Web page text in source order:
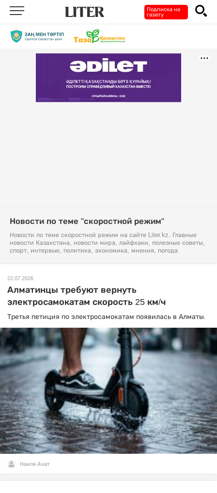
Подписка на
газету
Новости по теме "скоростной режим"
Новости по теме скоростной режим на сайте Liter.kz. Главные
новости Казахстана, новости мира, лайфхаки, полезные советы,
спорт, интервью, политика, экономика, мнения, погода.
22.07.2026
Алматинцы требуют вернуть
электросамокатам скорость 25 км/ч
Третья петиция по электросамокатам появилась в Алматы.
Наиля Ахат